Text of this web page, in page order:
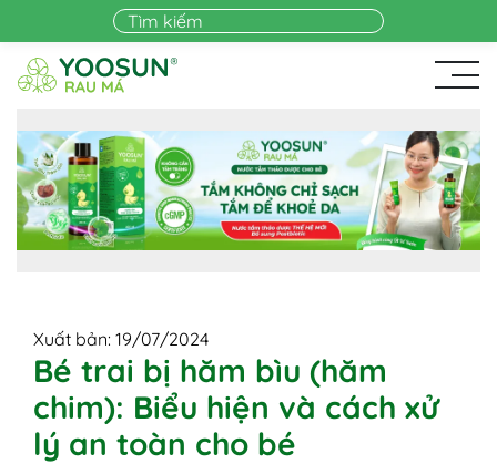
Skip to main content
Xuất bản: 19/07/2024
Bé trai bị hăm bìu (hăm
chim): Biểu hiện và cách xử
lý an toàn cho bé